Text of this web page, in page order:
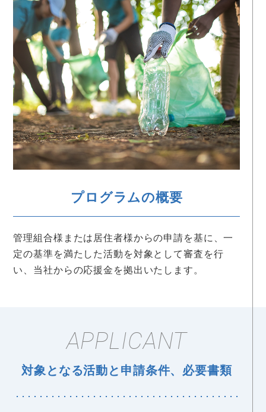
プログラムの概要
管理組合様または居住者様からの申請を基に、一
定の基準を満たした活動を対象として審査を行
い、当社からの応援金を拠出いたします。
APPLICANT
対象となる活動と申請条件、必要書類